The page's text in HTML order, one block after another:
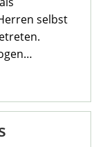
selbst